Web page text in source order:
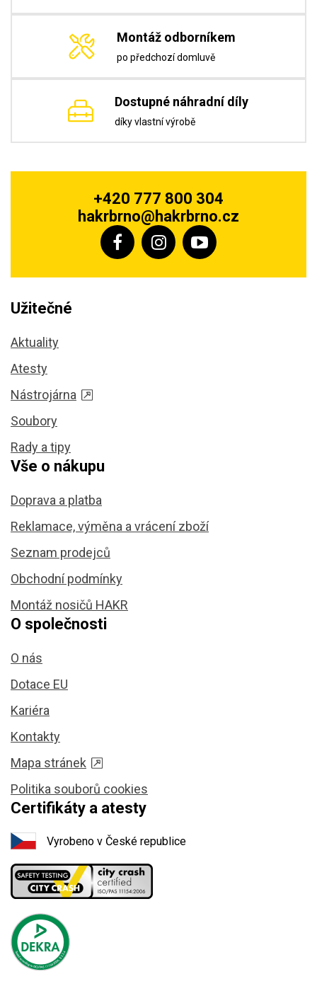
Montáž odborníkem
po předchozí domluvě
Dostupné náhradní díly
díky vlastní výrobě
+420 777 800 304
hakrbrno@hakrbrno.cz
Užitečné
Aktuality
Atesty
Nástrojárna
Soubory
Rady a tipy
Vše o nákupu
Doprava a platba
Reklamace, výměna a vrácení zboží
Seznam prodejců
Obchodní podmínky
Montáž nosičů HAKR
O společnosti
O nás
Dotace EU
Kariéra
Kontakty
Mapa stránek
Politika souborů cookies
Certifikáty a atesty
Vyrobeno v České republice